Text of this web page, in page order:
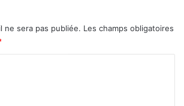
ne sera pas publiée. Les champs obligatoires